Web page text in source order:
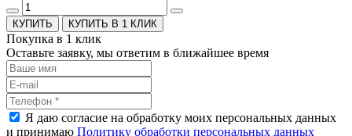
КУПИТЬ В 1 КЛИК
Покупка в 1 клик
Оставьте заявку, мы ответим в ближайшее время
Я даю согласие на обработку моих персональных данных
и принимаю Политику обработки персональных данных